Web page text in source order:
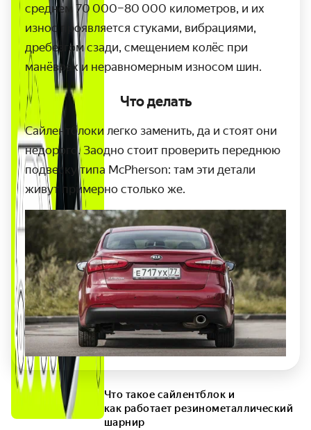
среднем 70 000–80 000 километров, и их
износ проявляется стуками, вибрациями,
дребезгом сзади, смещением колёс при
манёврах и неравномерным износом шин.
Что делать
Сайлентблоки легко заменить, да и стоят они
недорого. Заодно стоит проверить переднюю
подвеску типа McPherson: там эти детали
живут примерно столько же.
Что такое сайлентблок и
как работает резинометаллический
шарнир